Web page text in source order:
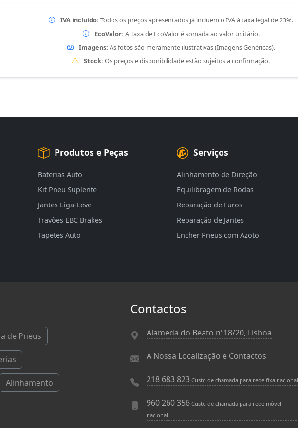
IVA incluído: Todos os preços apresentados já incluem o IVA à taxa legal de 23%.
EcoValor: A Taxa de EcoValor é somada ao valor unitário.
Imagens: As fotos são meramente ilustrativas (Imagens Genéricas).
Stock: Os preços e disponibilidade estão sujeitos a confirmação.
Produtos e Peças
Baterias Auto
Kit Pneu Suplente
Jantes Liga-Leve
Travões EBC Brakes
Tapetes Auto
Serviços
Alinhamento de Direção
Equilibragem de Rodas
Reparação de Furos
Reparação de Jantes
Encher Pneus com Azoto
de Pneus
Alinhamento
Contactos
Alameda do Beato nº18/20, Lisboa
A Nossa Localização e Contactos
218 683 823 Custo de chamada para rede fixa nacional
960 260 356 Custo de chamada para rede móvel
nacional